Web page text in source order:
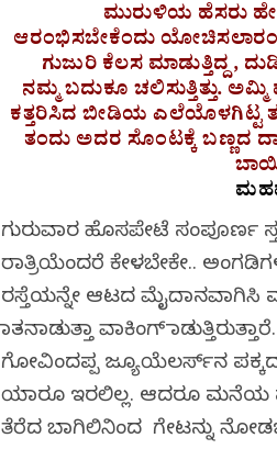
ಮುರುಳಿಯ ಹೆಸರು
ಆರಂಭಿಸಬೇಕೆಂದು
ಗುಜುರಿ ಕೆಲಸ ಮಾಡುತ್ತಿದ್ದ,
ನಮ್ಮ ಬದುಕೂ ಚಲಿಸುತ್ತಿತ್ತು.
ಕತ್ತರಿಸಿದ ಬೀಡಿಯ ಎಲೆಯೊಳಗಿಟ್ಟ
ತಂದು ಅದರ ಸೊಂಟಕ್ಕೆ ಬಣ್ಣದ
ಗುರುವಾರ ಹೊಸಪೇಟೆ ಸಂಪೂರ್ಣ
ರಾತ್ರಿಯೆಂದರೆ ಕೇಳಬೇಕೇ..
ರಸ್ತೆಯನ್ನೇ ಆಟದ ಮೈದಾನವಾಗಿಸಿ
ಮಾತನಾಡುತ್ತಾ ವಾಕಿಂಗ್‌
ಗೋವಿಂದಪ್ಪ ಜ್ಯೂಯೆಲರ್ಸ್‌ನ
ಯಾರೂ ಇರಲಿಲ್ಲ. ಆದರೂ ಮನೆಯ
ತೆರೆದ ಬಾಗಿಲಿನಿಂದ ಗೇಟನ್ನು